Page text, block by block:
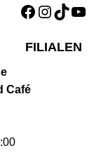
Facebook
Instagram
TikTok
FILIALEN
Café